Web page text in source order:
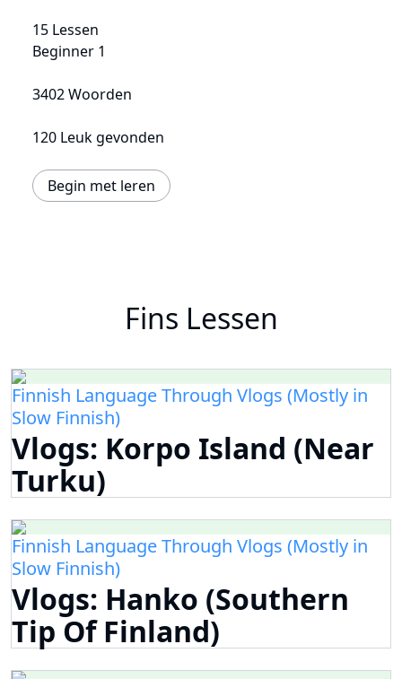
15 Lessen
Beginner 1
3402 Woorden
120 Leuk gevonden
Begin met leren
Fins Lessen
Finnish Language Through Vlogs (Mostly in
Slow Finnish)
Vlogs: Korpo Island (Near
Turku)
Finnish Language Through Vlogs (Mostly in
Slow Finnish)
Vlogs: Hanko (Southern
Tip Of Finland)